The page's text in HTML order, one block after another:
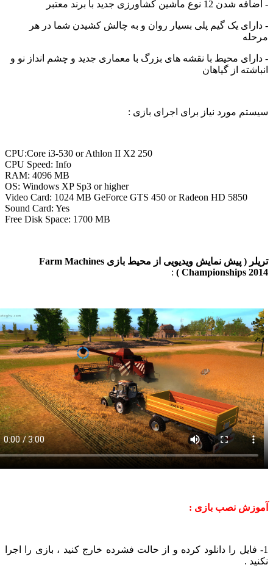
کشاورزی جدید با برند معتبر
یک گیم پلی بسیار روان و به چالش کشیدن شما در هر
محیط با نقشه های بزرگ با معماری جدید و چشم انداز نو و
از گیاهان
مورد نیاز برای اجرای بازی :
CPU:Core i3-530 or Athlon II X2 250
CPU Speed: Info
RAM: 4096 MB
OS: Windows XP Sp3 or higher
Video Card: 1024 MB GeForce GTS 450 or Radeon HD 5850
Sound Card: Yes
Free Disk Space: 1700 MB
تریلر ( پیش نمایش ویدیویی از محیط بازی Farm Machines
Championships
:
نصب بازی :
را دانلود کرده و از حالت فشرده خارج کنید ، بازی را اجرا